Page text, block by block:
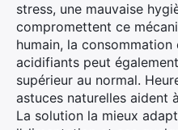
stress, une mauvaise
compromettent ce
humain, la consommation
acidifiants peut
supérieur au normal.
astuces naturelles aident
La solution la mieux